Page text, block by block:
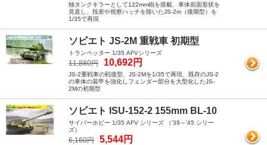
独タンクキラーとして122mm砲を搭載、車体前面形状を
見直し、段差や視察ハッチを除いたJS-2m（後期型）を
1/35で再現
ソビエト JS-2M 重戦車 初期型
トランペッター 1/35 AFVシリーズ
11,880円 10,692円
JS-2重戦車の戦後型、JS-2Mを1/35で再現、既存のJS-2
の車体の装甲を強化しフェンダー部分を大型化したJS-
2Mの初期型
ソビエト ISU-152-2 155mm BL-10
サイバーホビー 1/35 AFV シリーズ （'39～'45 シリー
ズ）
6,160円 5,544円